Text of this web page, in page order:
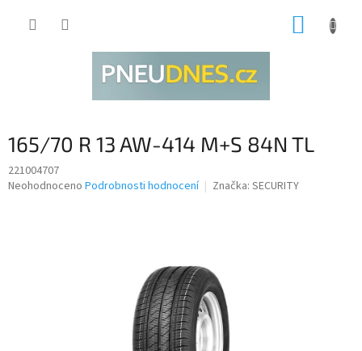
165/70 R 13 AW-414 M+S 84N TL
221004707
Průměrné
Neohodnoceno Podrobnosti hodnocení Značka: SECURITY